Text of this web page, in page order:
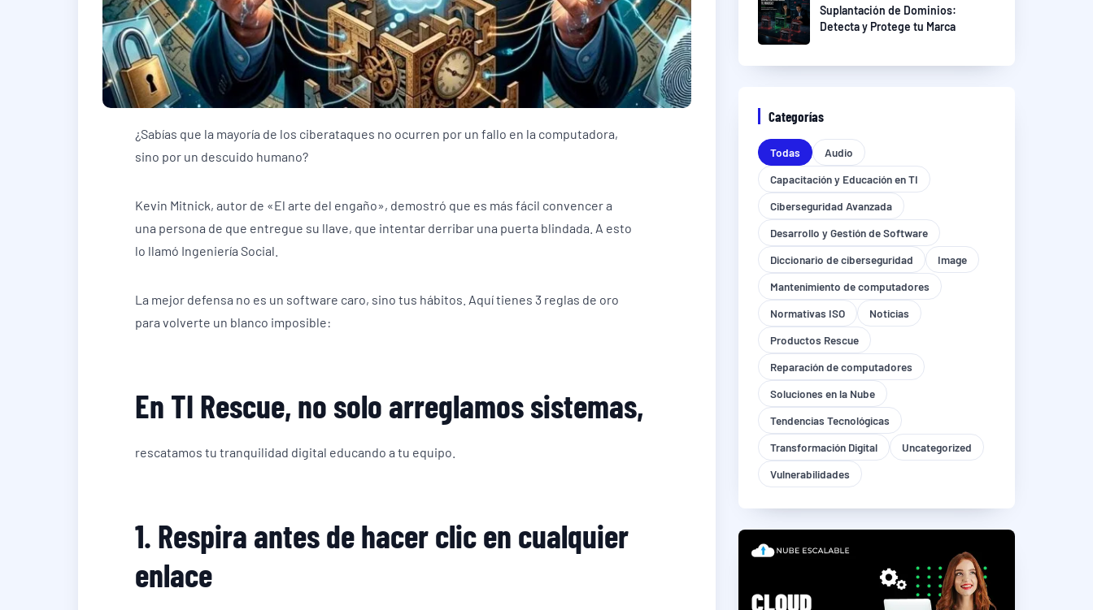
¿Sabías que la mayoría de los ciberataques no ocurren por un fallo en la computadora,
sino por un descuido humano?
Kevin Mitnick, autor de «El arte del engaño», demostró que es más fácil convencer a
una persona de que entregue su llave, que intentar derribar una puerta blindada. A esto
lo llamó Ingeniería Social.
La mejor defensa no es un software caro, sino tus hábitos. Aquí tienes 3 reglas de oro
para volverte un blanco imposible:
En TI Rescue, no solo arreglamos sistemas,
rescatamos tu tranquilidad digital educando a tu equipo.
1. Respira antes de hacer clic en cualquier
enlace
Suplantación de Dominios:
Detecta y Protege tu Marca
Categorías
Todas
Audio
Capacitación y Educación en TI
Ciberseguridad Avanzada
Desarrollo y Gestión de Software
Diccionario de ciberseguridad
Image
Mantenimiento de computadores
Normativas ISO
Noticias
Productos Rescue
Reparación de computadores
Soluciones en la Nube
Tendencias Tecnológicas
Transformación Digital
Uncategorized
Vulnerabilidades